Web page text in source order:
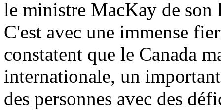
le ministre MacKay de son
C'est avec une immense
constatent que le Canada
internationale, un
des personnes avec des